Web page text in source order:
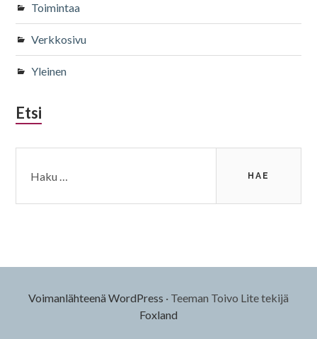
Toimintaa
Verkkosivu
Yleinen
Etsi
Voimanlähteenä WordPress · Teeman Toivo Lite tekijä
Foxland